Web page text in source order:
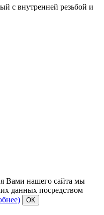
с внутренней резьбой и
Вами нашего сайта мы
данных посредством
ОК